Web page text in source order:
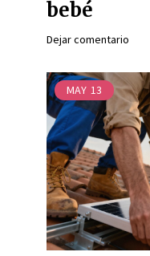
bebé
Dejar comentario
MAY 13